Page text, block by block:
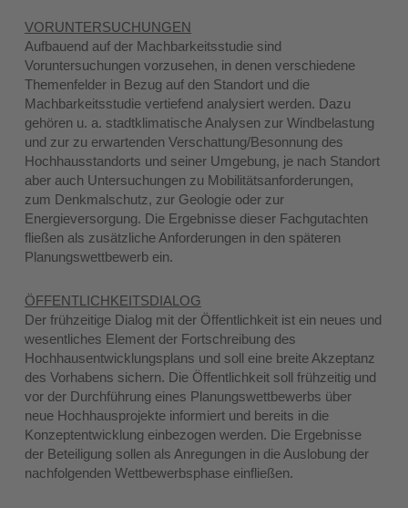
VORUNTERSUCHUNGEN
Aufbauend auf der Machbarkeitsstudie sind
Voruntersuchungen vorzusehen, in denen verschiedene
Themenfelder in Bezug auf den Standort und die
Machbarkeitsstudie vertiefend analysiert werden. Dazu
gehören u. a. stadtklimatische Analysen zur Windbelastung
und zur zu erwartenden Verschattung/Besonnung des
Hochhausstandorts und seiner Umgebung, je nach Standort
aber auch Untersuchungen zu Mobilitätsanforderungen,
zum Denkmalschutz, zur Geologie oder zur
Energieversorgung. Die Ergebnisse dieser Fachgutachten
fließen als zusätzliche Anforderungen in den späteren
Planungswettbewerb ein.
ÖFFENTLICHKEITSDIALOG
Der frühzeitige Dialog mit der Öffentlichkeit ist ein neues und
wesentliches Element der Fortschreibung des
Hochhausentwicklungsplans und soll eine breite Akzeptanz
des Vorhabens sichern. Die Öffentlichkeit soll frühzeitig und
vor der Durchführung eines Planungswettbewerbs über
neue Hochhausprojekte informiert und bereits in die
Konzeptentwicklung einbezogen werden. Die Ergebnisse
der Beteiligung sollen als Anregungen in die Auslobung der
nachfolgenden Wettbewerbsphase einfließen.